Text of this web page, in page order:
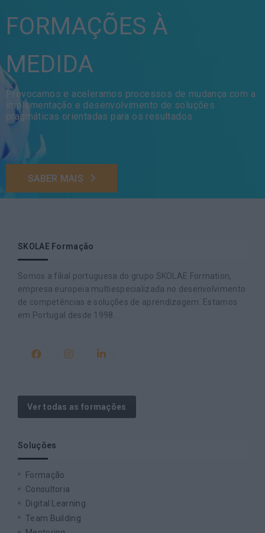
FORMAÇÕES À
MEDIDA
Provocamos e aceleramos processos de mudança com a
implementação e desenvolvimento de soluções
pragmáticas orientadas para os resultados
SABER MAIS
SKOLAE Formação
Somos a filial portuguesa do grupo SKOLAE Formation,
empresa europeia multiespecializada no desenvolvimento
de competências e soluções de aprendizagem. Estamos
em Portugal desde 1998.
Ver todas as formações
Soluções
Formação
Consultoria
Digital Learning
Team Building